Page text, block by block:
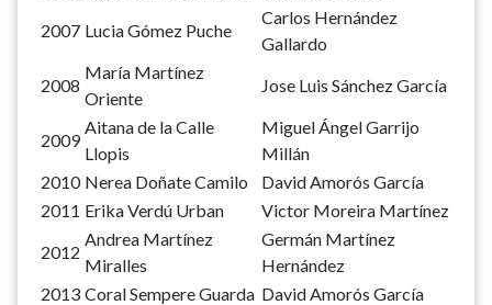
2007 Lucia Gómez Puche
Carlos Hernández
Gallardo
2008
María Martínez
Oriente
Jose Luis Sánchez García
2009
Aitana de la Calle
Llopis
Miguel Ángel Garrijo
Millán
2010 Nerea Doñate Camilo
David Amorós García
2011 Erika Verdú Urban
Victor Moreira Martínez
2012
Andrea Martínez
Miralles
Germán Martínez
Hernández
2013 Coral Sempere Guarda David Amorós García